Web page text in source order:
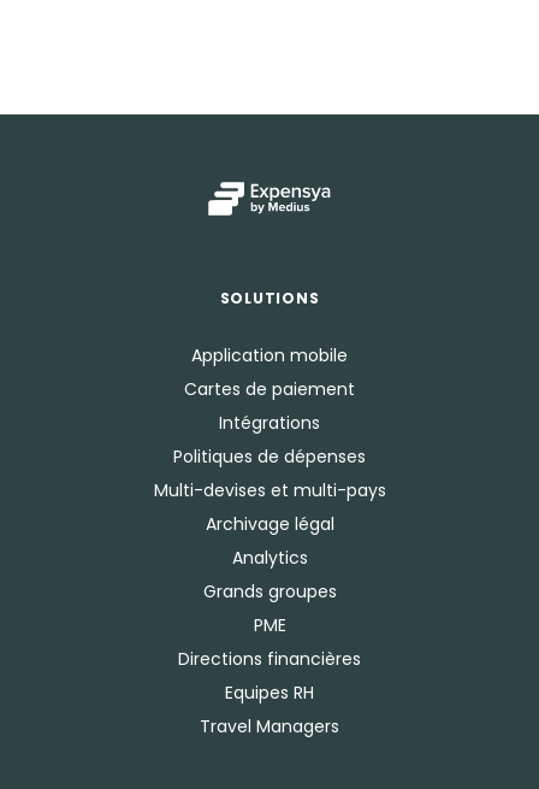
SOLUTIONS
Application mobile
Cartes de paiement
Intégrations
Politiques de dépenses
Multi-devises et multi-pays
Archivage légal
Analytics
Grands groupes
PME
Directions financières
Equipes RH
Travel Managers